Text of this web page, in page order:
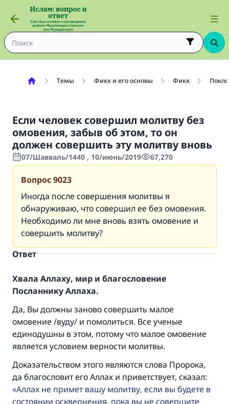
Темы Фикх и его основы Фикх
Если человек совершил молитву без
омовения, забыв об этом, то он
должен совершить эту молитву вновь
07/Шавваль/1440 , 10/июнь/2019 67,270
Вопрос9023
Иногда после совершения молитвы я
обнаруживаю, что совершил ее без омовения.
Необходимо ли мне вновь взять омовение и
совершить молитву?
Ответ
Хвала Аллаху, мир и благословение
Посланнику Аллаха.
Да, Вы должны заново совершить малое
омовение /вуду/ и помолиться. Все ученые
единодушны в этом, потому что малое омовение
является условием верности молитвы.
Доказательством этого являются слова Пророка,
да благословит его Аллах и приветствует, сказал:
Аллах не примет вашу молитву, если вы будете в
состоянии осквернения, пока вы не совершите